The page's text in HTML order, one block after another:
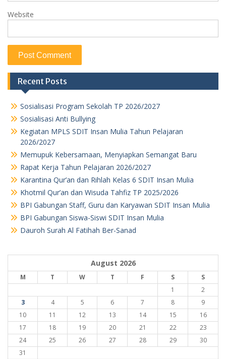
Website
Recent Posts
Sosialisasi Program Sekolah TP 2026/2027
Sosialisasi Anti Bullying
Kegiatan MPLS SDIT Insan Mulia Tahun Pelajaran
2026/2027
Memupuk Kebersamaan, Menyiapkan Semangat Baru
Rapat Kerja Tahun Pelajaran 2026/2027
Karantina Qur’an dan Rihlah Kelas 6 SDIT Insan Mulia
Khotmil Qur’an dan Wisuda Tahfiz TP 2025/2026
BPI Gabungan Staff, Guru dan Karyawan SDIT Insan Mulia
BPI Gabungan Siswa-Siswi SDIT Insan Mulia
Dauroh Surah Al Fatihah Ber-Sanad
August 2026
M T W T F S
S
1
2
3
4 5 6 7 8
9
10
11 12 13 14 15
16
17
18 19 20 21 22
23
24
25 26 27 28 29
30
31